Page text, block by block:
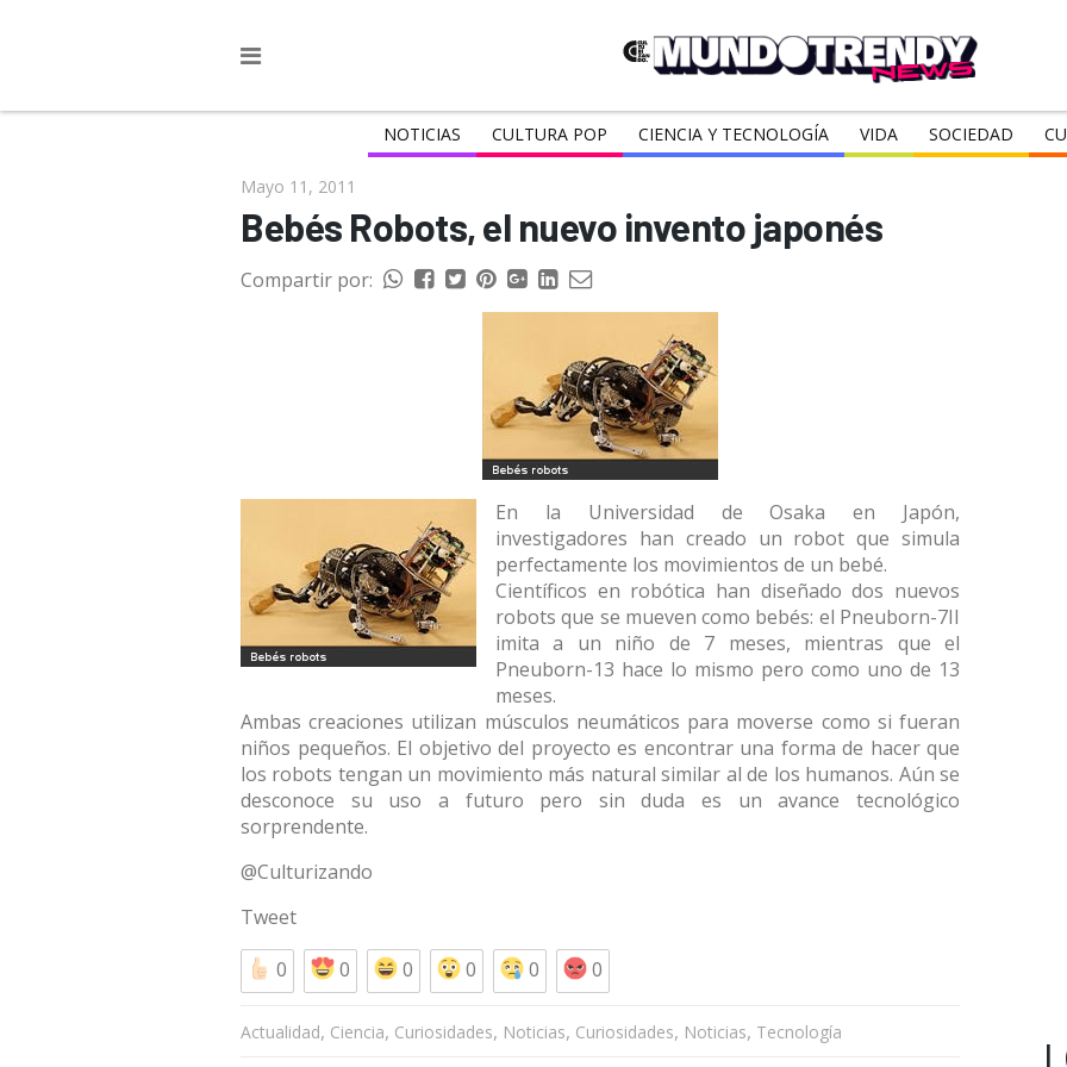
NOTICIAS CULTURA POP CIENCIA Y TECNOLOGÍA VIDA SOCIEDAD
Mayo 11, 2011
Bebés Robots, el nuevo invento japonés
Compartir por:
En la Universidad de Osaka en Japón,
investigadores han creado un robot que simula
perfectamente los movimientos de un bebé.
Científicos en robótica han diseñado dos nuevos
robots que se mueven como bebés: el Pneuborn-7II
imita a un niño de 7 meses, mientras que el
Pneuborn-13 hace lo mismo pero como uno de 13
meses.
Ambas creaciones utilizan músculos neumáticos para moverse como si fueran
niños pequeños. El objetivo del proyecto es encontrar una forma de hacer que
los robots tengan un movimiento más natural similar al de los humanos. Aún se
desconoce su uso a futuro pero sin duda es un avance tecnológico
sorprendente.
@Culturizando
Tweet
0
0 0 0 0 0
Actualidad, Ciencia, Curiosidades, Noticias, Curiosidades, Noticias, Tecnología